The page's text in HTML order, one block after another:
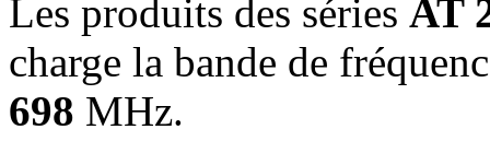
Les produits des séries AT
charge la bande de
698 MHz.